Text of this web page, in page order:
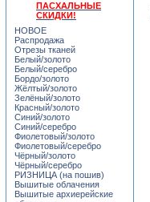
ПАСХАЛЬНЫЕ
СКИДКИ!
НОВОЕ
Распродажа
Отрезы тканей
Белый/золото
Белый/серебро
Бордо/золото
Жёлтый/золото
Зелёный/золото
Красный/золото
Синий/золото
Синий/серебро
Фиолетовый/золото
Фиолетовый/серебро
Чёрный/золото
Чёрный/серебро
РИЗНИЦА (на пошив)
Вышитые облачения
Вышитые архиерейские